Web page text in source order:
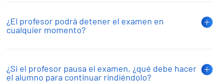
¿El profesor podrá detener el examen en
cualquier momento?
¿Si el profesor pausa el examen, ¿qué debe hacer
el alumno para continuar rindiéndolo?